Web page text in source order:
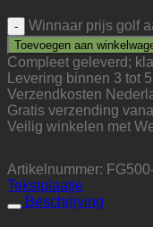
Winnaar prijs golf
Toevoegen aan
Compleet geleverd;
Levering binnen 3 tot
Verzendkosten
Gratis verzending
Veilig winkelen met
Artikelnummer:
Tekstplaatje
Beschrijving